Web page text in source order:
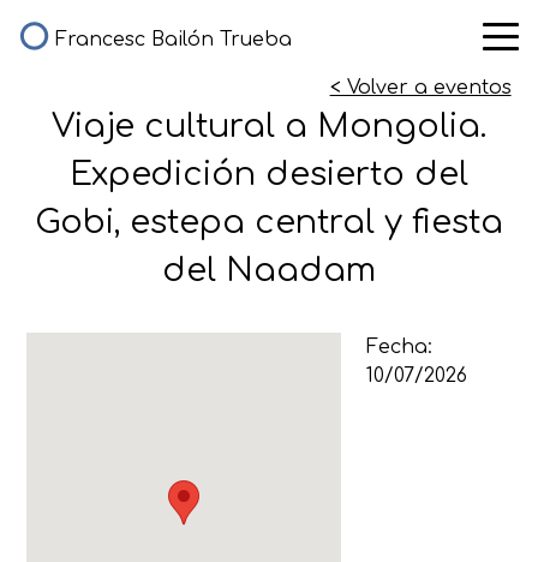
Francesc Bailón Trueba
< Volver a eventos
Viaje cultural a Mongolia.
Expedición desierto del
Gobi, estepa central y fiesta
del Naadam
Fecha:
10/07/2026